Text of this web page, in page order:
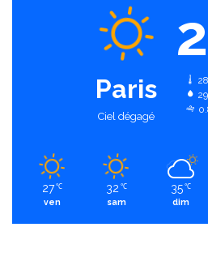
Paris
Ciel dégagé
27 ℃
ven
32 ℃
sam
35 ℃
dim